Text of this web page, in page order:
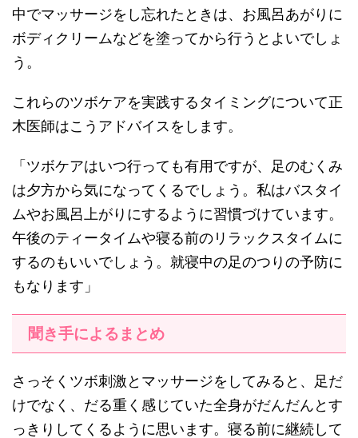
中でマッサージをし忘れたときは、お風呂あがりに
ボディクリームなどを塗ってから行うとよいでしょ
う。
これらのツボケアを実践するタイミングについて正
木医師はこうアドバイスをします。
「ツボケアはいつ行っても有用ですが、足のむくみ
は夕方から気になってくるでしょう。私はバスタイ
ムやお風呂上がりにするように習慣づけています。
午後のティータイムや寝る前のリラックスタイムに
するのもいいでしょう。就寝中の足のつりの予防に
もなります」
聞き手によるまとめ
さっそくツボ刺激とマッサージをしてみると、足だ
けでなく、だる重く感じていた全身がだんだんとす
っきりしてくるように思います。寝る前に継続して